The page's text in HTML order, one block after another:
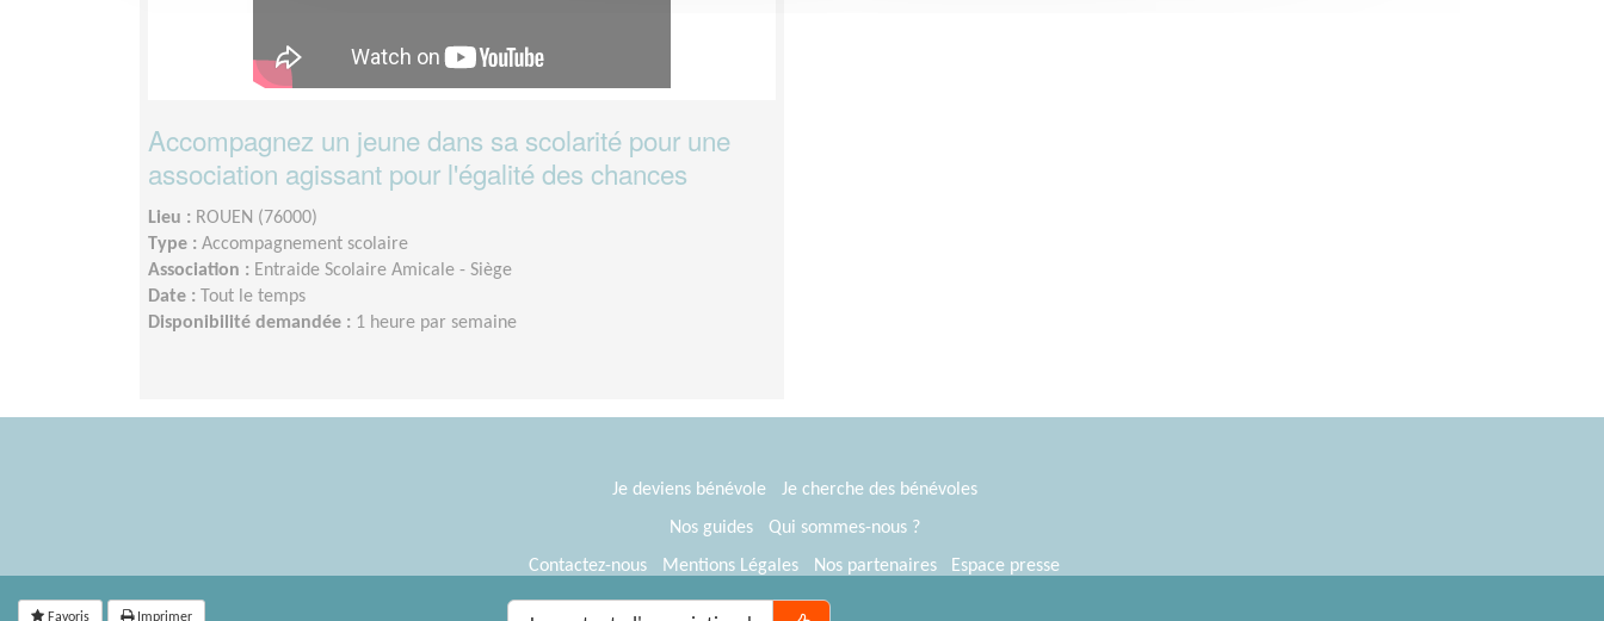
Accompagnez un jeune dans sa scolarité pour une
association agissant pour l'égalité des chances
Lieu : ROUEN (76000)
Type : Accompagnement scolaire
Association : Entraide Scolaire Amicale - Siège
Date :
Tout le temps
Disponibilité demandée : 1 heure par semaine
Favoris Imprimer
Je deviens bénévole
Je cherche des bénévoles
Nos guides
Qui sommes-nous ?
Contactez-nous
Mentions Légales Nos partenaires
Espace presse
® Tous Bénévoles 2012-2026